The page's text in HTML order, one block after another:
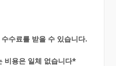
수료를 받을 수 있습니다.
비용은 일체 없습니다*